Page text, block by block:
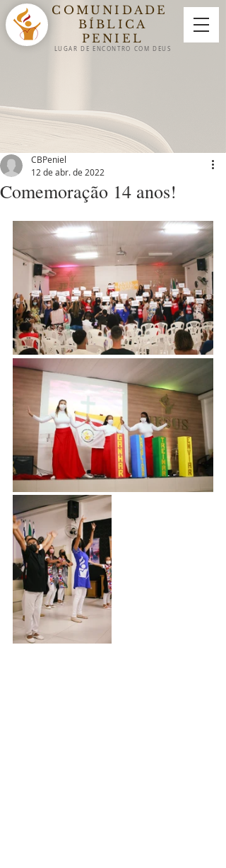
COMUNIDADE
BÍBLICA
PENIEL
LUGAR DE ENCONTRO COM DEUS
Comemoração 14 anos!
CBPeniel
12 de abr. de 2022